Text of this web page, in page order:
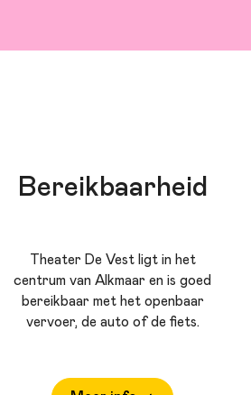
Bereikbaarheid
Theater De Vest ligt in het
centrum van Alkmaar en is goed
bereikbaar met het openbaar
vervoer, de auto of de fiets.